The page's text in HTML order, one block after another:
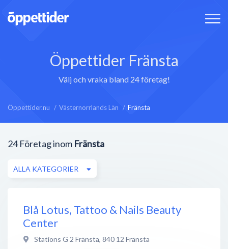
Öppettider Fränsta
Välj och vraka bland 24 företag!
Öppettider.nu Västernorrlands Län Fränsta
24 Företag inom Fränsta
ALLA KATEGORIER
Blå Lotus, Tattoo & Nails Beauty
Center
Stations G 2 Fränsta, 840 12 Fränsta